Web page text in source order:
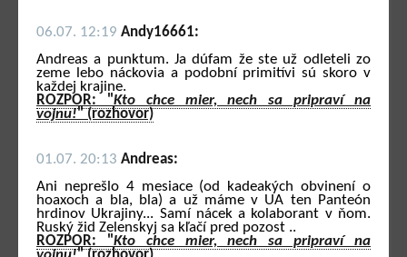
06.07. 12:19 Andy16661:
Andreas a punktum. Ja dúfam že ste už odleteli zo
zeme lebo náckovia a podobní primitívi sú skoro v
každej krajine.
ROZPOR: "Kto chce mier, nech sa pripraví na
vojnu!" (rozhovor)
01.07. 20:13 Andreas:
Ani neprešlo 4 mesiace (od kadeakých obvinení o
hoaxoch a bla, bla) a už máme v UA ten Panteón
hrdinov Ukrajiny... Samí nácek a kolaborant v ňom.
Ruský žid Zelenskyj sa kľačí pred pozost ..
ROZPOR: "Kto chce mier, nech sa pripraví na